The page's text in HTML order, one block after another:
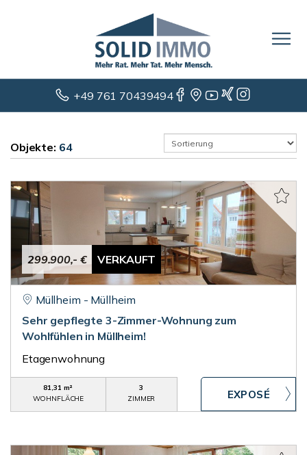
+49 761 70439494
Objekte: 64
299.900,- € VERKAUFT
Müllheim - Müllheim
Sehr gepflegte 3-Zimmer-Wohnung zum
Wohlfühlen in Müllheim!
Etagenwohnung
81,31 m²
WOHNFLÄCHE
3
ZIMMER